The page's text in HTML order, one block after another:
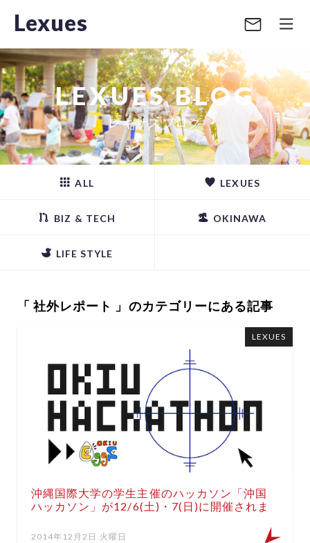
Lexues
LEXUES BLOG
レキサスブログ
ALL LEXUES
BIZ & TECH OKINAWA
LIFE STYLE
「 社外レポート 」のカテゴリーにある記事
沖縄国際大学の学生主催のハッカソン「沖国
ハッカソン」が12/6(土)・7(日)に開催されま
2014年12月2日 火曜日
LEXUES